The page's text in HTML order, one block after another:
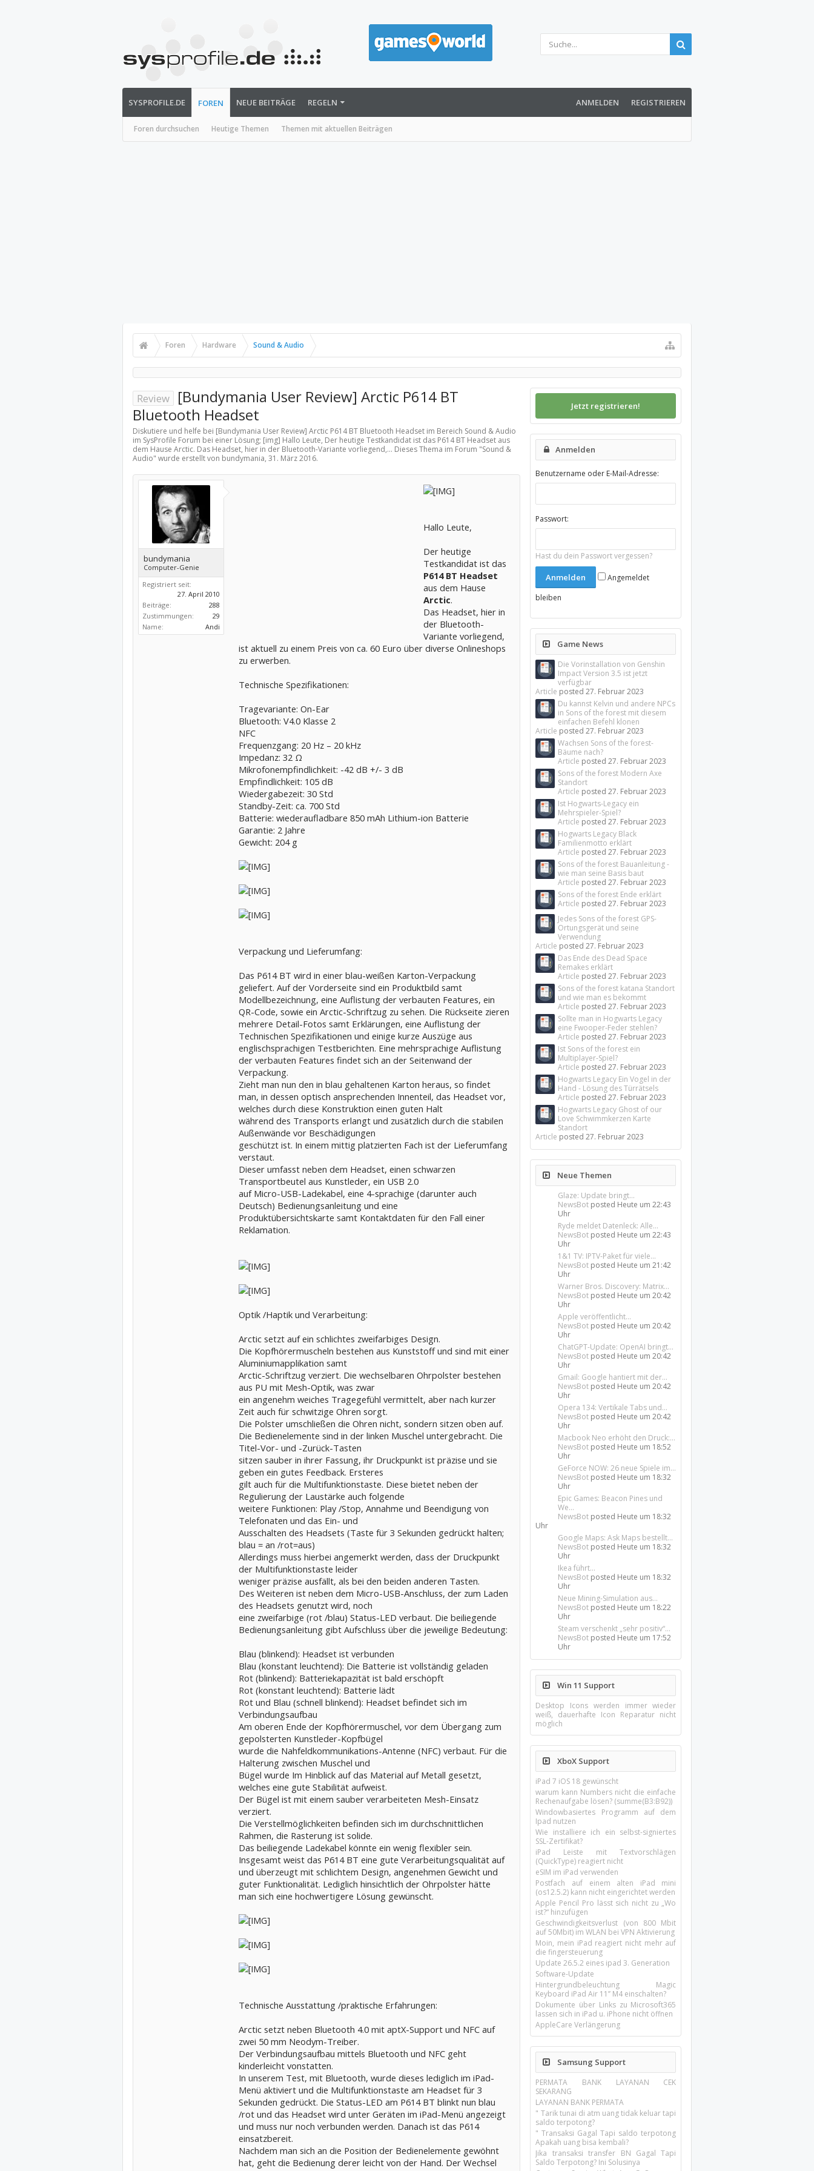
SYSPROFILE.DE FOREN
Foren durchsuchen Heutige Themen Themen mit aktuellen Beiträgen
NEUE BEITRÄGE REGELN ANMELDEN REGISTRIEREN
Foren Hardware Sound & Audio
Review [Bundymania User Review] Arctic P614 BT
Bluetooth Headset
Diskutiere und helfe bei [Bundymania User Review] Arctic P614 BT Bluetooth Headset im Bereich Sound & Audio
im SysProfile Forum bei einer Lösung; [img] Hallo Leute, Der heutige Testkandidat ist das P614 BT Headset aus
dem Hause Arctic. Das Headset, hier in der Bluetooth-Variante vorliegend,... Dieses Thema im Forum "Sound &
Audio" wurde erstellt von bundymania, 31. März 2016.
bundymania
Computer-Genie
Registriert seit:
27. April 2010
Beiträge:
288
Zustimmungen:
29
Name:
Andi
Hallo Leute,
Der heutige
Testkandidat ist das
P614 BT Headset
aus dem Hause
Arctic.
Das Headset, hier in
der Bluetooth-
Variante vorliegend,
ist aktuell zu einem Preis von ca. 60 Euro über diverse Onlineshops
zu erwerben.
Technische Spezifikationen:
Tragevariante: On-Ear
Bluetooth: V4.0 Klasse 2
NFC
Frequenzgang: 20 Hz – 20 kHz
Impedanz: 32 Ω
Mikrofonempfindlichkeit: -42 dB +/- 3 dB
Empfindlichkeit: 105 dB
Wiedergabezeit: 30 Std
Standby-Zeit: ca. 700 Std
Batterie: wiederaufladbare 850 mAh Lithium-ion Batterie
Garantie: 2 Jahre
Gewicht: 204 g
Verpackung und Lieferumfang:
Das P614 BT wird in einer blau-weißen Karton-Verpackung
geliefert. Auf der Vorderseite sind ein Produktbild samt
Modellbezeichnung, eine Auflistung der verbauten Features, ein
QR-Code, sowie ein Arctic-Schriftzug zu sehen. Die Rückseite zieren
mehrere Detail-Fotos samt Erklärungen, eine Auflistung der
Technischen Spezifikationen und einige kurze Auszüge aus
englischsprachigen Testberichten. Eine mehrsprachige Auflistung
der verbauten Features findet sich an der Seitenwand der
Verpackung.
Zieht man nun den in blau gehaltenen Karton heraus, so findet
man, in dessen optisch ansprechenden Innenteil, das Headset vor,
welches durch diese Konstruktion einen guten Halt
während des Transports erlangt und zusätzlich durch die stabilen
Außenwände vor Beschädigungen
geschützt ist. In einem mittig platzierten Fach ist der Lieferumfang
verstaut.
Dieser umfasst neben dem Headset, einen schwarzen
Transportbeutel aus Kunstleder, ein USB 2.0
auf Micro-USB-Ladekabel, eine 4-sprachige (darunter auch
Deutsch) Bedienungsanleitung und eine
Produktübersichtskarte samt Kontaktdaten für den Fall einer
Reklamation.
Optik /Haptik und Verarbeitung:
Arctic setzt auf ein schlichtes zweifarbiges Design.
Die Kopfhörermuscheln bestehen aus Kunststoff und sind mit einer
Aluminiumapplikation samt
Arctic-Schriftzug verziert. Die wechselbaren Ohrpolster bestehen
aus PU mit Mesh-Optik, was zwar
ein angenehm weiches Tragegefühl vermittelt, aber nach kurzer
Zeit auch für schwitzige Ohren sorgt.
Die Polster umschließen die Ohren nicht, sondern sitzen oben auf.
Die Bedienelemente sind in der linken Muschel untergebracht. Die
Titel-Vor- und -Zurück-Tasten
sitzen sauber in ihrer Fassung, ihr Druckpunkt ist präzise und sie
geben ein gutes Feedback. Ersteres
gilt auch für die Multifunktionstaste. Diese bietet neben der
Regulierung der Laustärke auch folgende
weitere Funktionen: Play /Stop, Annahme und Beendigung von
Telefonaten und das Ein- und
Ausschalten des Headsets (Taste für 3 Sekunden gedrückt halten;
blau = an /rot=aus)
Allerdings muss hierbei angemerkt werden, dass der Druckpunkt
der Multifunktionstaste leider
weniger präzise ausfällt, als bei den beiden anderen Tasten.
Des Weiteren ist neben dem Micro-USB-Anschluss, der zum Laden
des Headsets genutzt wird, noch
eine zweifarbige (rot /blau) Status-LED verbaut. Die beiliegende
Bedienungsanleitung gibt Aufschluss über die jeweilige Bedeutung:
Blau (blinkend): Headset ist verbunden
Blau (konstant leuchtend): Die Batterie ist vollständig geladen
Rot (blinkend): Batteriekapazität ist bald erschöpft
Rot (konstant leuchtend): Batterie lädt
Rot und Blau (schnell blinkend): Headset befindet sich im
Verbindungsaufbau
Am oberen Ende der Kopfhörermuschel, vor dem Übergang zum
gepolsterten Kunstleder-Kopfbügel
wurde die Nahfeldkommunikations-Antenne (NFC) verbaut. Für die
Halterung zwischen Muschel und
Bügel wurde Im Hinblick auf das Material auf Metall gesetzt,
welches eine gute Stabilität aufweist.
Der Bügel ist mit einem sauber verarbeiteten Mesh-Einsatz
verziert.
Die Verstellmöglichkeiten befinden sich im durchschnittlichen
Rahmen, die Rasterung ist solide.
Das beiliegende Ladekabel könnte ein wenig flexibler sein.
Insgesamt weist das P614 BT eine gute Verarbeitungsqualität auf
und überzeugt mit schlichtem Design, angenehmen Gewicht und
guter Funktionalität. Lediglich hinsichtlich der Ohrpolster hätte
man sich eine hochwertigere Lösung gewünscht.
Technische Ausstattung /praktische Erfahrungen:
Arctic setzt neben Bluetooth 4.0 mit aptX-Support und NFC auf
zwei 50 mm Neodym-Treiber.
Der Verbindungsaufbau mittels Bluetooth und NFC geht
kinderleicht vonstatten.
In unserem Test, mit Bluetooth, wurde dieses lediglich im iPad-
Menü aktiviert und die Multifunktionstaste am Headset für 3
Sekunden gedrückt. Die Status-LED am P614 BT blinkt nun blau
/rot und das Headset wird unter Geräten im iPad-Menü angezeigt
und muss nur noch verbunden werden. Danach ist das P614
einsatzbereit.
Nachdem man sich an die Position der Bedienelemente gewöhnt
hat, geht die Bedienung derer leicht von der Hand. Der Wechsel
Jetzt registrieren!
Anmelden
Benutzername oder E-Mail-Adresse:
Passwort:
Hast du dein Passwort vergessen?
Angemeldet
bleiben
Game News
Die Vorinstallation von Genshin
Impact Version 3.5 ist jetzt
verfügbar
Article posted27. Februar 2023
Du kannst Kelvin und andere NPCs
in Sons of the forest mit diesem
einfachen Befehl klonen
Article posted27. Februar 2023
Wachsen Sons of the forest-
Bäume nach?
Article posted27. Februar 2023
Sons of the forest Modern Axe
Standort
Article posted27. Februar 2023
Ist Hogwarts-Legacy ein
Mehrspieler-Spiel?
Article posted27. Februar 2023
Hogwarts Legacy Black
Familienmotto erklärt
Article posted27. Februar 2023
Sons of the forest Bauanleitung -
wie man seine Basis baut
Article posted27. Februar 2023
Sons of the forest Ende erklärt
Article posted27. Februar 2023
Jedes Sons of the forest GPS-
Ortungsgerät und seine
Verwendung
Article posted27. Februar 2023
Das Ende des Dead Space
Remakes erklärt
Article posted27. Februar 2023
Sons of the forest katana Standort
und wie man es bekommt
Article posted27. Februar 2023
Sollte man in Hogwarts Legacy
eine Fwooper-Feder stehlen?
Article posted27. Februar 2023
Ist Sons of the forest ein
Multiplayer-Spiel?
Article posted27. Februar 2023
Hogwarts Legacy Ein Vogel in der
Hand - Lösung des Türrätsels
Article posted27. Februar 2023
Hogwarts Legacy Ghost of our
Love Schwimmkerzen Karte
Standort
Article posted27. Februar 2023
Neue Themen
Glaze: Update bringt...
NewsBot posted Heute um 22:43
Uhr
Ryde meldet Datenleck: Alle...
NewsBot posted Heute um 22:43
Uhr
1&1 TV: IPTV-Paket für viele...
NewsBot posted Heute um 21:42
Uhr
Warner Bros. Discovery: Matrix...
NewsBot posted Heute um 20:42
Uhr
Apple veröffentlicht...
NewsBot posted Heute um 20:42
Uhr
ChatGPT-Update: OpenAI bringt...
NewsBot posted Heute um 20:42
Uhr
Gmail: Google hantiert mit der...
NewsBot posted Heute um 20:42
Uhr
Opera 134: Vertikale Tabs und...
NewsBot posted Heute um 20:42
Uhr
Macbook Neo erhöht den Druck:...
NewsBot posted Heute um 18:52
Uhr
GeForce NOW: 26 neue Spiele im...
NewsBot posted Heute um 18:32
Uhr
Epic Games: Beacon Pines und
We...
NewsBot posted Heute um 18:32
Uhr
Google Maps: Ask Maps bestellt...
NewsBot posted Heute um 18:32
Uhr
Ikea führt...
NewsBot posted Heute um 18:32
Uhr
Neue Mining-Simulation aus...
NewsBot posted Heute um 18:22
Uhr
Steam verschenkt „sehr positiv“...
NewsBot posted Heute um 17:52
Uhr
Win 11 Support
Desktop Icons werden immer wieder
weiß, dauerhafte Icon Reparatur nicht
möglich
XboX Support
iPad 7 iOS 18 gewünscht
warum kann Numbers nicht die einfache
Rechenaufgabe lösen? (summe(B3:B92))
Windowbasiertes Programm auf dem
Ipad nutzen
Wie installiere ich ein selbst-signiertes
SSL-Zertifikat?
iPad Leiste mit Textvorschlägen
(QuickType) reagiert nicht
eSIM im iPad verwenden
Postfach auf einem alten iPad mini
(os12.5.2) kann nicht eingerichtet werden
Apple Pencil Pro lässt sich nicht zu „Wo
ist?“ hinzufügen
Geschwindigkeitsverlust (von 800 Mbit
auf 50Mbit) im WLAN bei VPN Aktivierung
Moin, mein iPad reagiert nicht mehr auf
die fingersteuerung
Update 26.5.2 eines ipad 3. Generation
Software-Update
Hintergrundbeleuchtung Magic
Keyboard iPad Air 11’’ M4 einschalten?
Dokumente über Links zu Microsoft365
lassen sich in iPad u. iPhone nicht öffnen
AppleCare Verlängerung
Samsung Support
PERMATA BANK LAYANAN CEK
SEKARANG
LAYANAN BANK PERMATA
" Tarik tunai di atm uang tidak keluar tapi
saldo terpotong?
" Transaksi Gagal Tapi saldo terpotong
Apakah uang bisa kembali?
Jika transaksi transfer BN Gagal Tapi
Saldo Terpotong? Ini Solusinya